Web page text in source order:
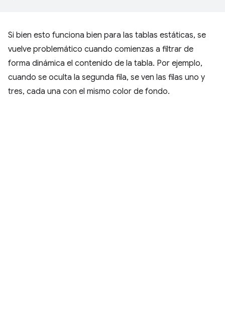
Si bien esto funciona bien para las tablas estáticas, se
vuelve problemático cuando comienzas a filtrar de
forma dinámica el contenido de la tabla. Por ejemplo,
cuando se oculta la segunda fila, se ven las filas uno y
tres, cada una con el mismo color de fondo.